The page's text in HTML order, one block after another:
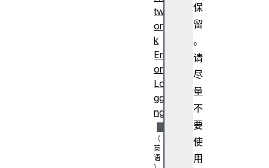
保
留
。
请
尽
量
不
要
使
用
tw
or
k
Err
or
Lo
ggi
ng